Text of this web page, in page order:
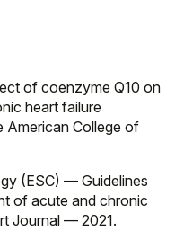
of coenzyme Q10 on
heart failure
American College of
(ESC) — Guidelines
of acute and chronic
Journal — 2021.